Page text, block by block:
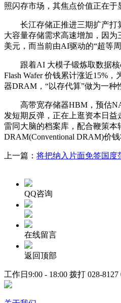
照闪存市场，其焦点价值正在于
长江存储正推进三期扩产打算
大容量存储需求高速增加，因
美元，而当前由AI驱动的“超等
跟着AI 大模子锻炼取数据核心
Flash Wafer 价钱累计涨近15%
器DRAM，“以存代算”做为一种
高带宽存储器HBM，预估
发短期反弹，正在上逛资本日
雷同大脑的档案库，配合鞭策本
DRAM(Conventional DRAM)价钱
上一篇： 将把纳入片面免签国度
QQ咨询
在线留言
返回顶部
工作日9:00 - 18:00 拨打 028-8127